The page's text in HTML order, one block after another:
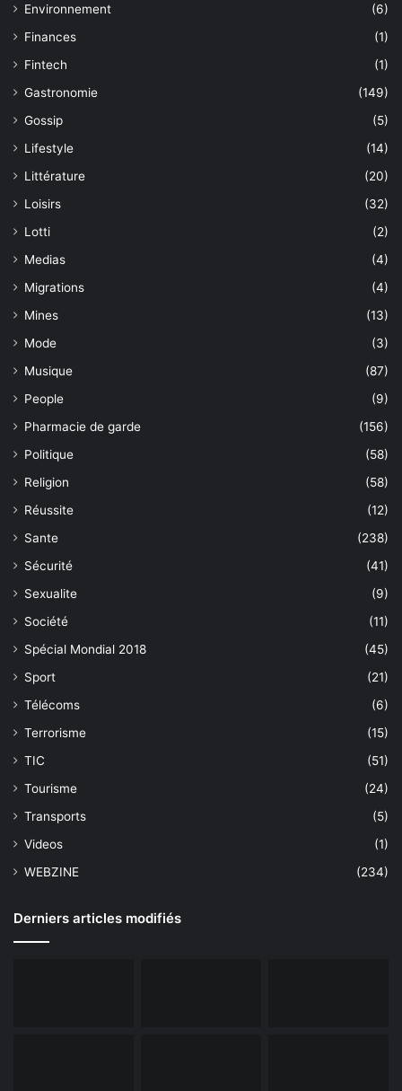
Environnement
(6)
Finances
(1)
Fintech
(1)
Gastronomie
(149)
Gossip
(5)
Lifestyle
(14)
Littérature
(20)
Loisirs
(32)
Lotti
(2)
Medias
(4)
Migrations
(4)
Mines
(13)
Mode
(3)
Musique
(87)
People
(9)
Pharmacie de garde
(156)
Politique
(58)
Religion
(58)
Réussite
(12)
Sante
(238)
Sécurité
(41)
Sexualite
(9)
Société
(11)
Spécial Mondial 2018
(45)
Sport
(21)
Télécoms
(6)
Terrorisme
(15)
TIC
(51)
Tourisme
(24)
Transports
(5)
Videos
(1)
WEBZINE
(234)
Derniers articles modifiés